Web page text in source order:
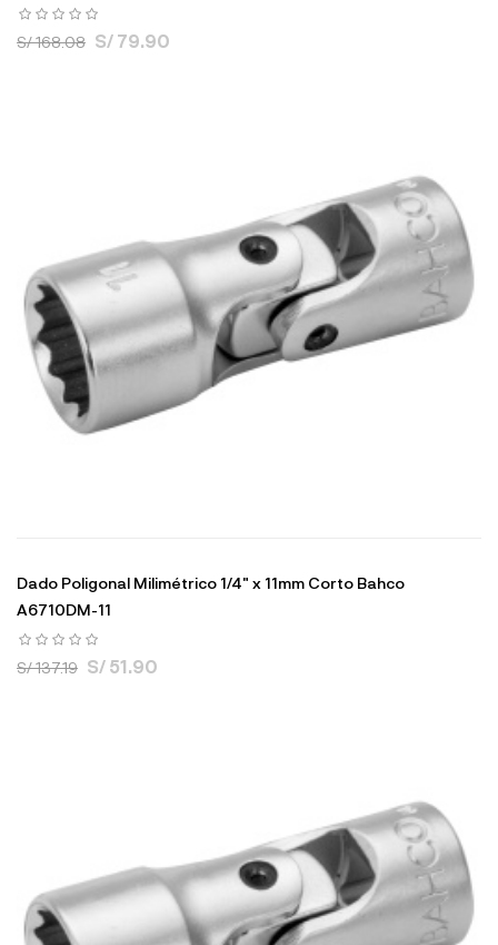
S/ 168.08 S/ 79.90
Dado Poligonal Milimétrico 1/4" x 11mm Corto Bahco
A6710DM-11
S/ 137.19 S/ 51.90